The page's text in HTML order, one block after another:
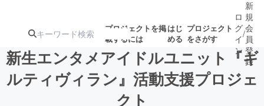
プロジェクトを掲
載するには
はじ
める
プロジェクト
をさがす
注目の新着プロ募集終了が近いプ
ロ
グ
イ
ン
/
新
規
会
員
登
録
新生エンタメアイドルユニット『ギ
ルティヴィラン』活動支援プロジェ
クト